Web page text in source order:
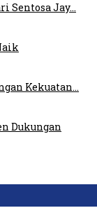
Sentosa Jay…
Kekuatan…
Dukungan